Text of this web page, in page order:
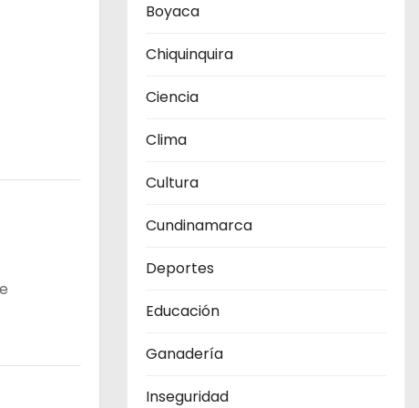
Boyaca
Chiquinquira
Ciencia
Clima
Cultura
Cundinamarca
Deportes
Educación
Ganadería
Inseguridad